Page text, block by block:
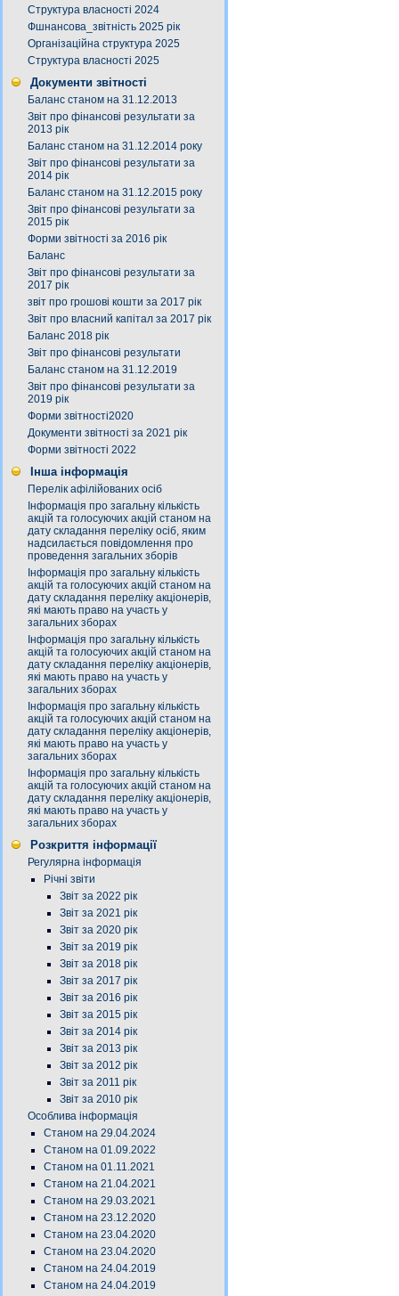
Структура власності 2024
Фшнансова_звітність 2025 рік
Організаційна структура 2025
Структура власності 2025
Документи звітності
Баланс станом на 31.12.2013
Звіт про фінансові результати за
2013 рік
Баланс станом на 31.12.2014 року
Звіт про фінансові результати за
2014 рік
Баланс станом на 31.12.2015 року
Звіт про фінансові результати за
2015 рік
Форми звітності за 2016 рік
Баланс
Звіт про фінансові результати за
2017 рік
звіт про грошові кошти за 2017 рік
Звіт про власний капітал за 2017 рік
Баланс 2018 рік
Звіт про фінансові результати
Баланс станом на 31.12.2019
Звіт про фінансові результати за
2019 рік
Форми звітності2020
Документи звітності за 2021 рік
Форми звітності 2022
Інша інформація
Перелік афілійованих осіб
Інформація про загальну кількість
акцій та голосуючих акцій станом на
дату складання переліку осіб, яким
надсилається повідомлення про
проведення загальних зборів
Інформація про загальну кількість
акцій та голосуючих акцій станом на
дату складання переліку акціонерів,
які мають право на участь у
загальних зборах
Інформація про загальну кількість
акцій та голосуючих акцій станом на
дату складання переліку акціонерів,
які мають право на участь у
загальних зборах
Інформація про загальну кількість
акцій та голосуючих акцій станом на
дату складання переліку акціонерів,
які мають право на участь у
загальних зборах
Інформація про загальну кількість
акцій та голосуючих акцій станом на
дату складання переліку акціонерів,
які мають право на участь у
загальних зборах
Розкриття інформації
Регулярна інформація
Річні звіти
Звіт за 2022 рік
Звіт за 2021 рік
Звіт за 2020 рік
Звіт за 2019 рік
Звіт за 2018 рік
Звіт за 2017 рік
Звіт за 2016 рік
Звіт за 2015 рік
Звіт за 2014 рік
Звіт за 2013 рік
Звіт за 2012 рік
Звіт за 2011 рік
Звіт за 2010 рік
Особлива інформація
Станом на 29.04.2024
Станом на 01.09.2022
Станом на 01.11.2021
Станом на 21.04.2021
Станом на 29.03.2021
Станом на 23.12.2020
Станом на 23.04.2020
Станом на 23.04.2020
Станом на 24.04.2019
Станом на 24.04.2019